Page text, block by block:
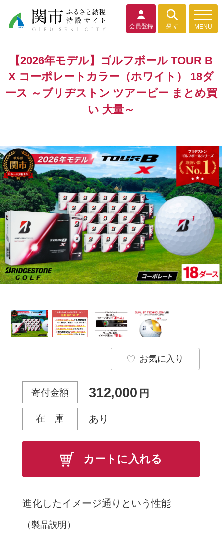
会員登録 探 す MENU
【2026年モデル】ゴルフボール TOUR B
X コーポレートカラー（ホワイト） 18ダ
ース ～ブリヂストン ツアービー まとめ買
い 大量～
お気に入り
進化したイメージ通りという性能
（製品説明）
寄付金額 312,000 円
在 庫 あり
カートに入れる